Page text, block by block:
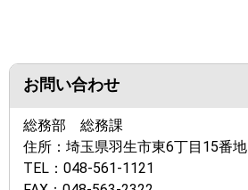
お問い合わせ
総務部 総務課
住所： 埼玉県羽生市東6丁目15番地
TEL： 048-561-1121